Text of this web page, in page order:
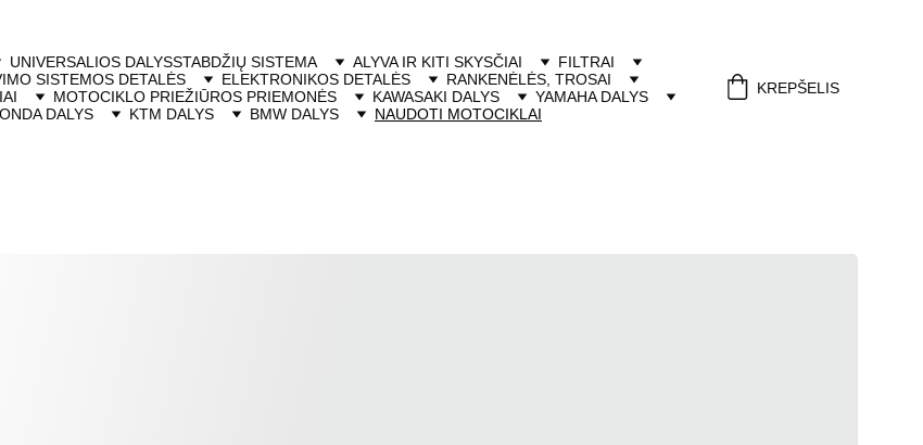
UNIVERSALIOS DALYSSTABDŽIŲ SISTEMA ALYVA IR KITI SKYSČIAI
FILTRAI
SISTEMOS DETALĖS ELEKTRONIKOS DETALĖS
RANKENĖLĖS, TROSAI
MOTOCIKLO PRIEŽIŪROS PRIEMONĖS KAWASAKI DALYS
YAMAHA DALYS
DALYS KTM DALYS BMW DALYS NAUDOTI MOTOCIKLAI
KREPŠELIS